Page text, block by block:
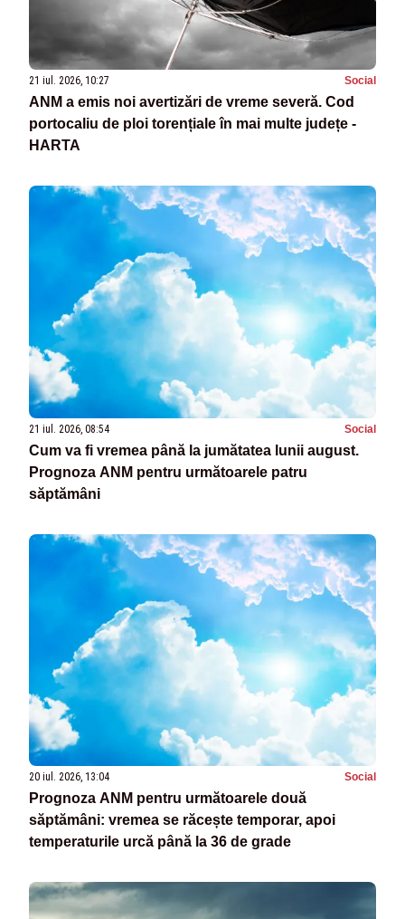
21 iul. 2026, 10:27 Social
ANM a emis noi avertizări de vreme severă. Cod
portocaliu de ploi torențiale în mai multe județe -
HARTA
21 iul. 2026, 08:54 Social
Cum va fi vremea până la jumătatea lunii august.
Prognoza ANM pentru următoarele patru
săptămâni
20 iul. 2026, 13:04 Social
Prognoza ANM pentru următoarele două
săptămâni: vremea se răcește temporar, apoi
temperaturile urcă până la 36 de grade